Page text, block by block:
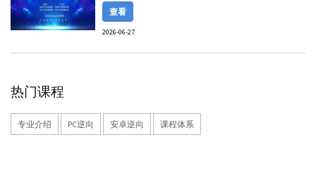
查看
2026-06-27
热门课程
专业介绍 PC逆向 安卓逆向 课程体系